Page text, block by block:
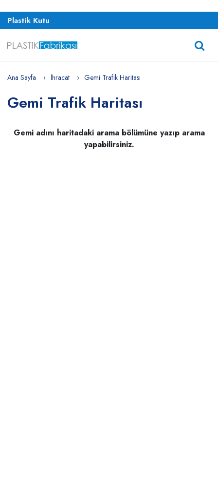
Plastik Kutu
Ana Sayfa İhracat Gemi Trafik Haritası
Gemi Trafik Haritası
Gemi adını haritadaki arama bölümüne yazıp arama
yapabilirsiniz.